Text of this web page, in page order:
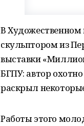
В Художественном
скульптором из
выставки
БГПУ: автор
раскрыл
Работы этого